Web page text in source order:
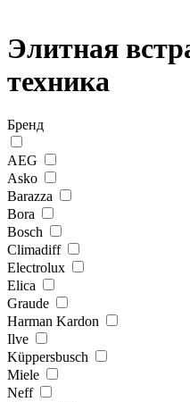
Элитная
техника
Бренд
AEG
Asko
Barazza
Bora
Bosch
Climadiff
Electrolux
Elica
Graude
Harman Kardon
Ilve
Küppersbusch
Miele
Neff